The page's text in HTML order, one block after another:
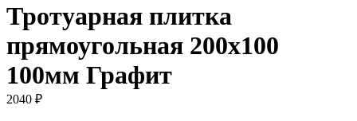
Тротуарная плитка
прямоугольная 200х100
100мм Графит
2040 ₽